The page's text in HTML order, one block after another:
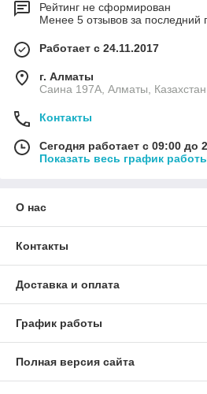
Рейтинг не сформирован
Менее 5 отзывов за последний
Работает с 24.11.2017
г. Алматы
Саина 197А, Алматы, Казахстан
Контакты
Сегодня работает с 09:00 до
Показать весь график
О нас
Контакты
Доставка и оплата
График работы
Полная версия сайта